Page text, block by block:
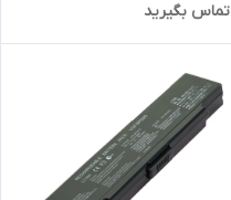
لپ تاپ Sony VAIO VPCCB
تماس بگیرید